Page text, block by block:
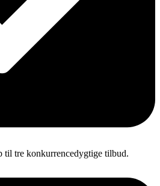
til tre konkurrencedygtige tilbud.